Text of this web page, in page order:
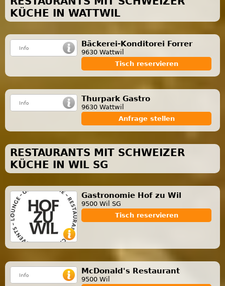
KÜCHE IN WATTWIL
Bäckerei-Konditorei Forrer
9630 Wattwil
Tisch reservieren
Thurpark Gastro
9630 Wattwil
Anfrage stellen
RESTAURANTS MIT SCHWEIZER
KÜCHE IN WIL SG
Gastronomie Hof zu Wil
9500 Wil SG
Tisch reservieren
McDonald's Restaurant
9500 Wil